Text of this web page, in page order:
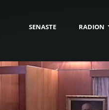
SENASTE RADION